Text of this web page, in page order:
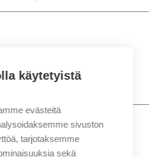
Etunimi
Sukunimi
käytetyistä
evästeitä
sivuston
tarjotaksemme
sekä